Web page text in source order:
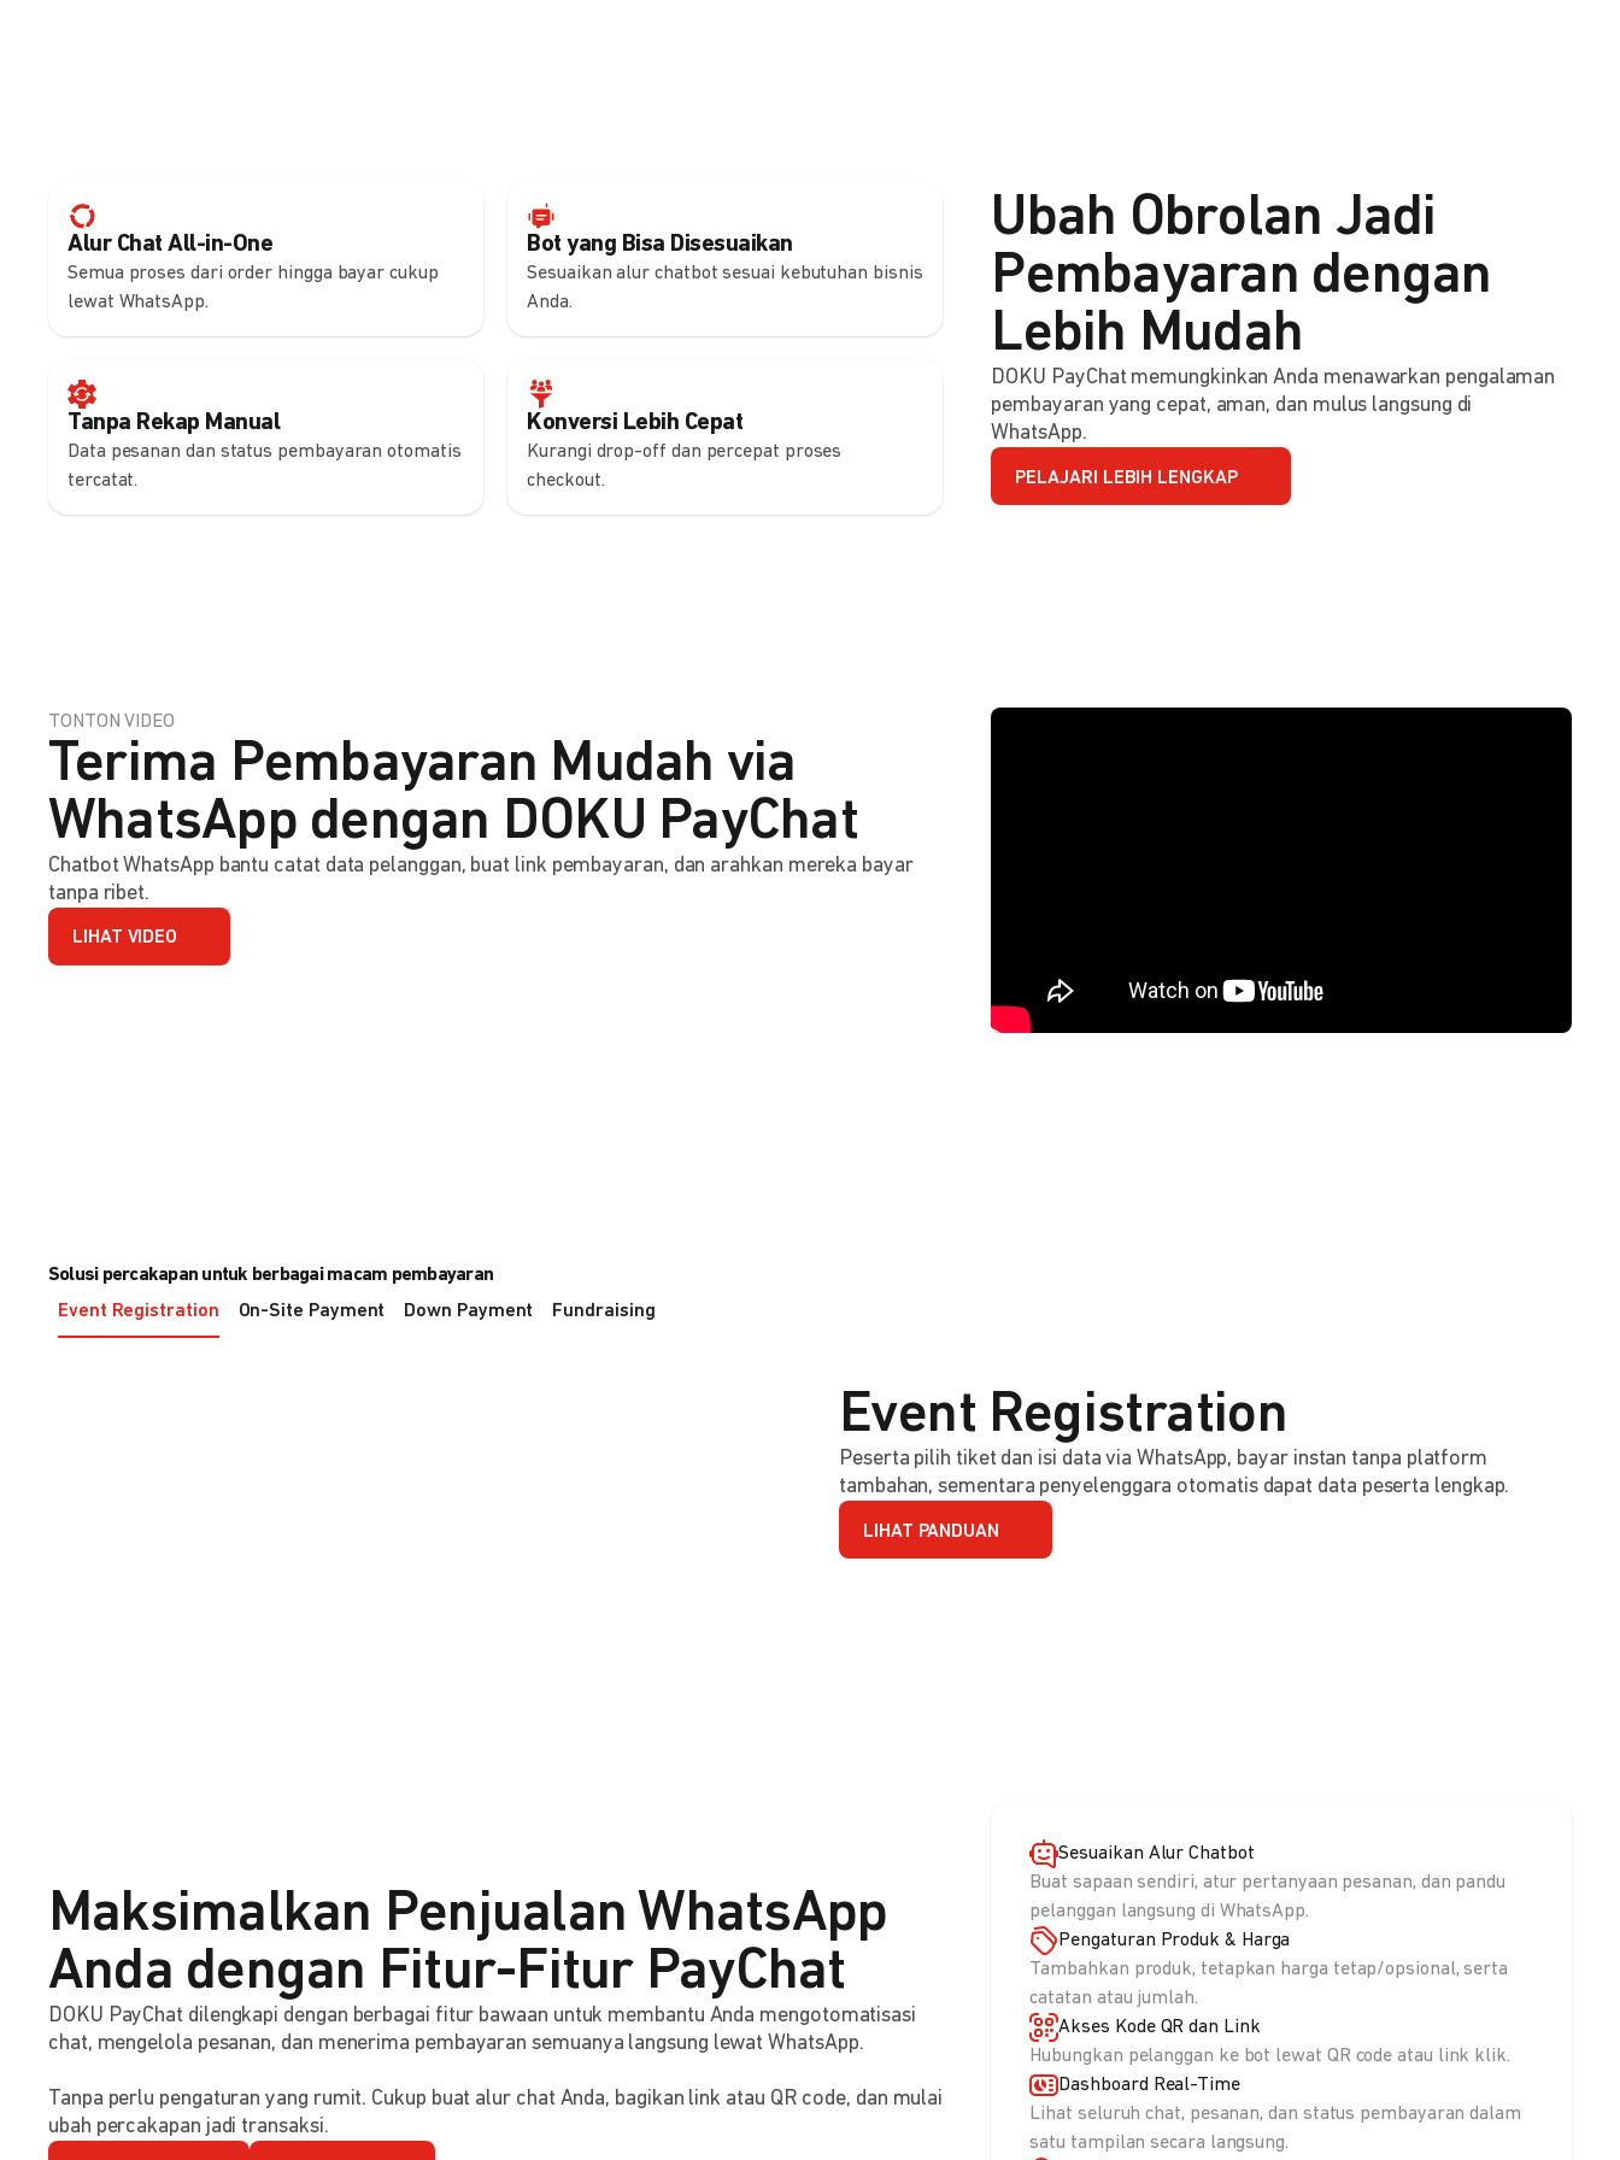
Alur Chat All-in-One
Semua proses dari order hingga bayar cukup
lewat WhatsApp.
Bot yang Bisa Disesuaikan
Sesuaikan alur chatbot sesuai kebutuhan bisnis
Anda.
Tanpa Rekap Manual
Data pesanan dan status pembayaran otomatis
tercatat.
Konversi Lebih Cepat
Kurangi drop-off dan percepat proses
checkout.
Ubah Obrolan Jadi
Pembayaran dengan
Lebih Mudah
DOKU PayChat memungkinkan Anda menawarkan pengalaman
pembayaran yang cepat, aman, dan mulus langsung di
WhatsApp.
PELAJARI LEBIH LENGKAP
TONTON VIDEO
Terima Pembayaran Mudah via
WhatsApp dengan DOKU PayChat
Chatbot WhatsApp bantu catat data pelanggan, buat link pembayaran, dan arahkan mereka bayar
tanpa ribet.
LIHAT VIDEO
Solusi percakapan untuk berbagai macam pembayaran
Event Registration
On-Site Payment Down Payment Fundraising
Event Registration
Peserta pilih tiket dan isi data via WhatsApp, bayar instan tanpa platform
tambahan, sementara penyelenggara otomatis dapat data peserta lengkap.
LIHAT PANDUAN
Maksimalkan Penjualan WhatsApp
Anda dengan Fitur-Fitur PayChat
DOKU PayChat dilengkapi dengan berbagai fitur bawaan untuk membantu Anda mengotomatisasi
chat, mengelola pesanan, dan menerima pembayaran semuanya langsung lewat WhatsApp.
Tanpa perlu pengaturan yang rumit. Cukup buat alur chat Anda, bagikan link atau QR code, dan mulai
ubah percakapan jadi transaksi.
Sesuaikan Alur Chatbot
Buat sapaan sendiri, atur pertanyaan pesanan, dan pandu
pelanggan langsung di WhatsApp.
Pengaturan Produk & Harga
Tambahkan produk, tetapkan harga tetap/opsional, serta
catatan atau jumlah.
Akses Kode QR dan Link
Hubungkan pelanggan ke bot lewat QR code atau link klik.
Dashboard Real-Time
Lihat seluruh chat, pesanan, dan status pembayaran dalam
satu tampilan secara langsung.